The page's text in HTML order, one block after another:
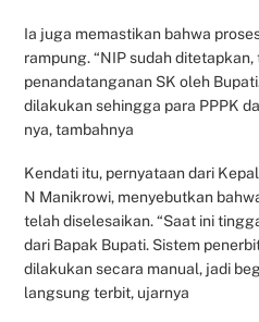
Ia juga memastikan bahwa
rampung. “NIP sudah
penandatanganan SK oleh
dilakukan sehingga para PPPK
nya, tambahnya
Kendati itu, pernyataan dari
N Manikrowi, menyebutkan
telah diselesaikan. “Saat ini
dari Bapak Bupati. Sistem
dilakukan secara manual, jadi
langsung terbit, ujarnya